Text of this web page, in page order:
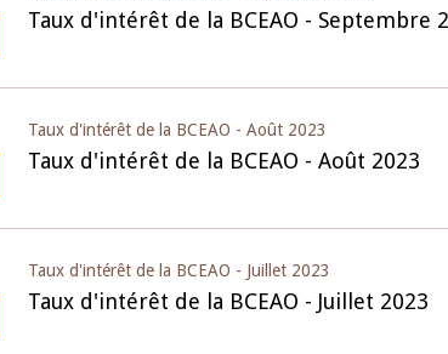
Taux d'intérêt de la BCEAO - Septembre
Taux d'intérêt de la BCEAO - Août 2023
Taux d'intérêt de la BCEAO - Août 2023
Taux d'intérêt de la BCEAO - Juillet 2023
Taux d'intérêt de la BCEAO - Juillet 2023
04 mars 2026
mars 2026, prononcée par son Président
Monsieur Jean-Claude Kassi BROU
22 juillet
de